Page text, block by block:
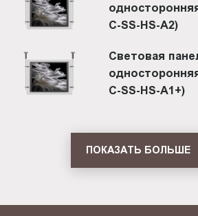
C-SS-HS-A2)
Световая
C-SS-HS-A1+)
ПОКАЗАТЬ БОЛЬШЕ